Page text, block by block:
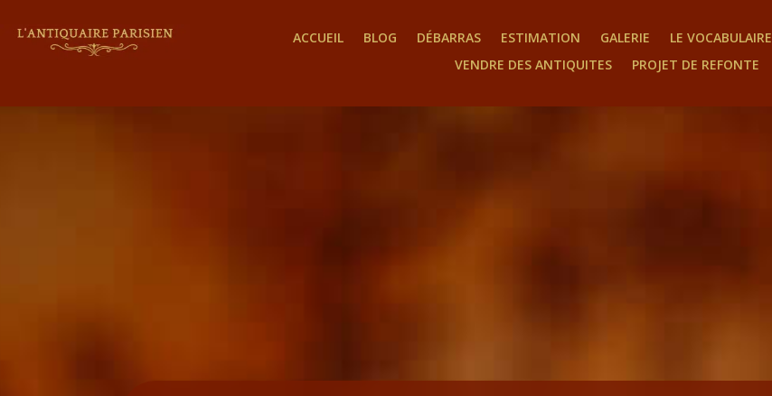
ACCUEIL BLOG DÉBARRAS ESTIMATION GALERIE LE VOCABULAIRE
VENDRE DES ANTIQUITES
PROJET DE REFONTE